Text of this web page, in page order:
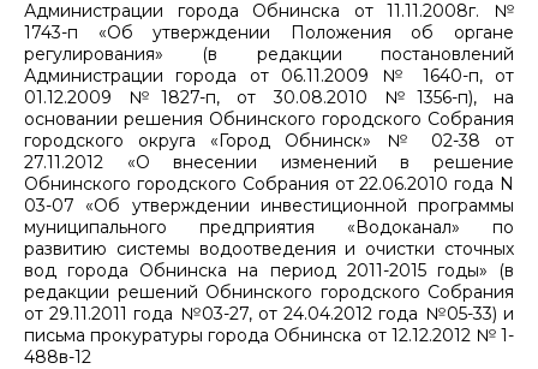
Администрации города Обнинска от 11.11.2008г. №
1743-п «Об утверждении Положения об органе
регулирования» (в редакции постановлений
Администрации города от 06.11.2009 № 1640-п, от
01.12.2009 №1827-п, от 30.08.2010 №1356-п), на
основании решения Обнинского городского Собрания
городского округа «Город Обнинск» № 02-38 от
27.11.2012 «О внесении изменений в решение
Обнинского городского Собрания от 22.06.2010 года N
03-07 «Об утверждении инвестиционной программы
муниципального предприятия «Водоканал» по
развитию системы водоотведения и очистки сточных
вод города Обнинска на период 2011-2015 годы» (в
редакции решений Обнинского городского Собрания
от 29.11.2011 года №03-27, от 24.04.2012 года №05-33) и
письма прокуратуры города Обнинска от 12.12.2012 № 1-
488в-12